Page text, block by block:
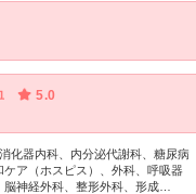
5.0
化器内科、内分泌代謝科、糖尿病
ア（ホスピス）、外科、呼吸器
神経外科、整形外科、形成…